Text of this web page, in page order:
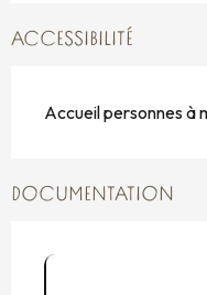
ACCESSIBILITÉ
Accueil personnes à
DOCUMENTATION